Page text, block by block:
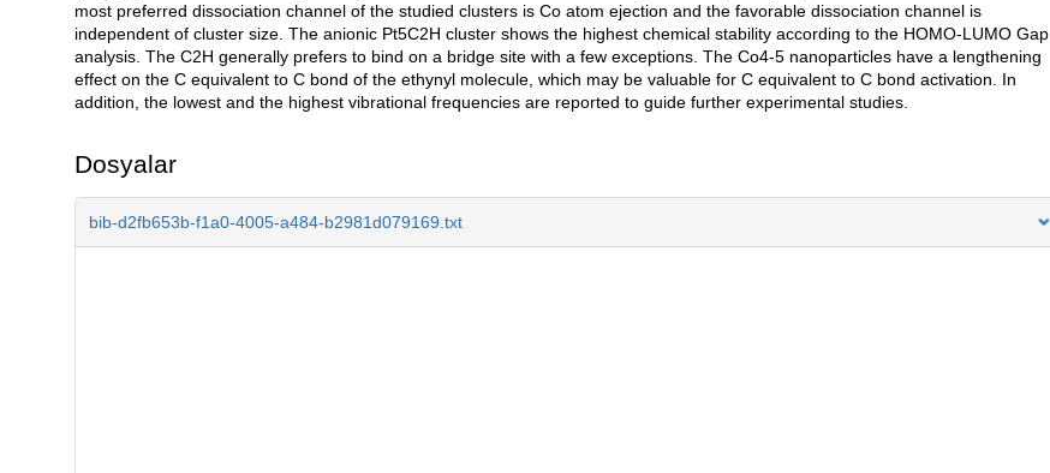
most preferred dissociation channel of the studied clusters is Co atom ejection and the favorable dissociation channel is
independent of cluster size. The anionic Pt5C2H cluster shows the highest chemical stability according to the HOMO-LUMO Gap
analysis. The C2H generally prefers to bind on a bridge site with a few exceptions. The Co4-5 nanoparticles have a lengthening
effect on the C equivalent to C bond of the ethynyl molecule, which may be valuable for C equivalent to C bond activation. In
addition, the lowest and the highest vibrational frequencies are reported to guide further experimental studies.
Dosyalar
bib-d2fb653b-f1a0-4005-a484-b2981d079169.txt